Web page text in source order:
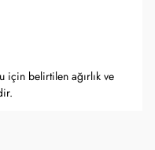
için belirtilen ağırlık ve